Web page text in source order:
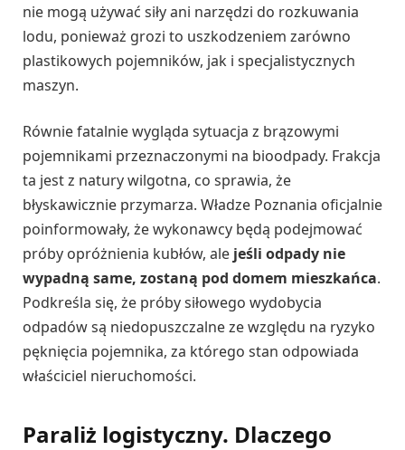
nie mogą używać siły ani narzędzi do rozkuwania
lodu, ponieważ grozi to uszkodzeniem zarówno
plastikowych pojemników, jak i specjalistycznych
maszyn.
Równie fatalnie wygląda sytuacja z brązowymi
pojemnikami przeznaczonymi na bioodpady. Frakcja
ta jest z natury wilgotna, co sprawia, że
błyskawicznie przymarza. Władze Poznania oficjalnie
poinformowały, że wykonawcy będą podejmować
próby opróżnienia kubłów, ale jeśli odpady nie
wypadną same, zostaną pod domem mieszkańca.
Podkreśla się, że próby siłowego wydobycia
odpadów są niedopuszczalne ze względu na ryzyko
pęknięcia pojemnika, za którego stan odpowiada
właściciel nieruchomości.
Paraliż logistyczny. Dlaczego